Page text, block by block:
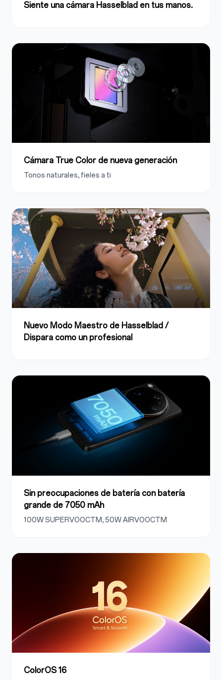
Siente una cámara Hasselblad en tus manos.
Cámara True Color de nueva generación
Tonos naturales, fieles a ti
Nuevo Modo Maestro de Hasselblad /
Dispara como un profesional
Sin preocupaciones de batería con batería
grande de 7050 mAh
100W SUPERVOOCTM, 50W AIRVOOCTM
ColorOS 16